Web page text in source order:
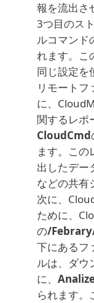
報を流出さ
3つ目のス
ルコマンド
れます。こ
同じ設定を
リモート
に、
関するレポ
CloudCmd
ます。こ
出したデー
などの共有
次に、
ために、
の/
下にあるフ
ルは、ダウ
に、
られます。